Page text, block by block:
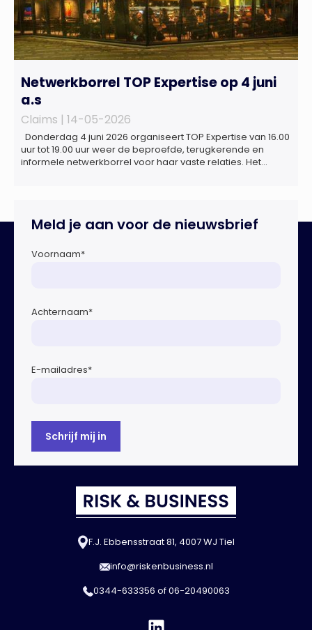
Netwerkborrel TOP Expertise op 4 juni
a.s
Claims | 14-05-2026
Donderdag 4 juni 2026 organiseert TOP Expertise van 16.00
uur tot 19.00 uur weer de beproefde, terugkerende en
informele netwerkborrel voor haar vaste relaties. Het
Meld je aan voor de nieuwsbrief
Voornaam*
Achternaam*
E-mailadres*
F.J. Ebbensstraat 81, 4007 WJ Tiel
info@riskenbusiness.nl
0344-633356 of06-20490063